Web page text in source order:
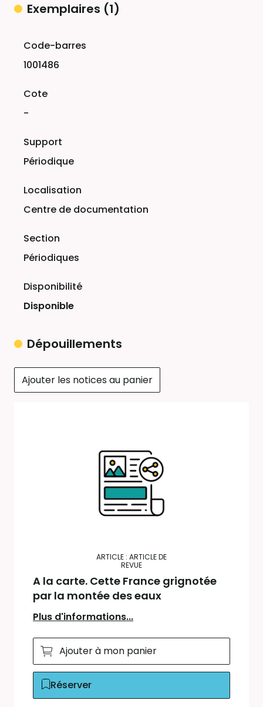
Exemplaires (1)
1001486
-
Périodique
Centre de documentation
Périodiques
Disponible
Dépouillements
Ajouter les notices au panier
ARTICLE : ARTICLE DE
REVUE
A la carte. Cette France grignotée
par la montée des eaux
Plus d'informations...
Ajouter à mon panier
Réserver